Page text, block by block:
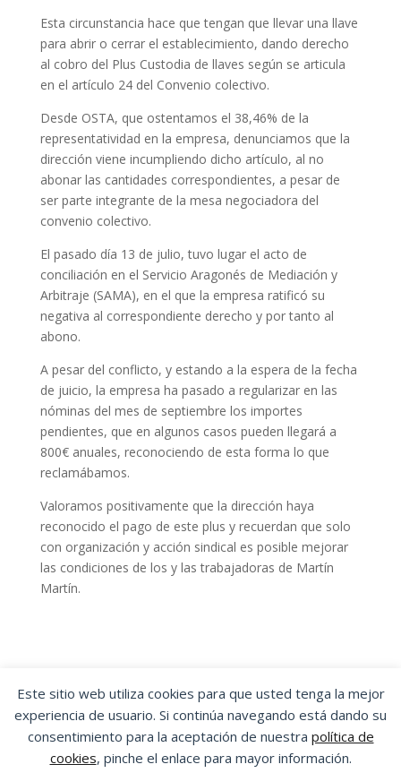
Este sitio web utiliza cookies para que usted tenga la mejor
experiencia de usuario. Si continúa navegando está dando su
consentimiento para la aceptación de nuestra política de
cookies, pinche el enlace para mayor información.
Esta circunstancia hace que tengan que llevar una llave
para abrir o cerrar el establecimiento, dando derecho
al cobro del Plus Custodia de llaves según se articula
en el artículo 24 del Convenio colectivo.
Desde OSTA, que ostentamos el 38,46% de la
representatividad en la empresa, denunciamos que la
dirección viene incumpliendo dicho artículo, al no
abonar las cantidades correspondientes, a pesar de
ser parte integrante de la mesa negociadora del
convenio colectivo.
El pasado día 13 de julio, tuvo lugar el acto de
conciliación en el Servicio Aragonés de Mediación y
Arbitraje (SAMA), en el que la empresa ratificó su
negativa al correspondiente derecho y por tanto al
abono.
A pesar del conflicto, y estando a la espera de la fecha
de juicio, la empresa ha pasado a regularizar en las
nóminas del mes de septiembre los importes
pendientes, que en algunos casos pueden llegará a
800€ anuales, reconociendo de esta forma lo que
reclamábamos.
Valoramos positivamente que la dirección haya
reconocido el pago de este plus y recuerdan que solo
con organización y acción sindical es posible mejorar
las condiciones de los y las trabajadoras de Martín
Martín.
OSTA | ORGANIZACIÓN SINDICAL DE
TRABAJADORES Y TRABAJADORAS DE ARAGÓN